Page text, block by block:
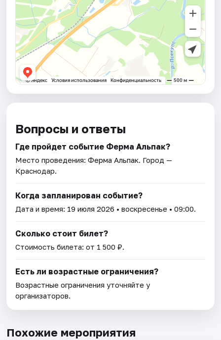
Вопросы и ответы
Где пройдет событие Ферма Альпак?
Место проведения:Ферма Альпак. Город —
Краснодар.
Когда запланирован событие?
Дата и время: 19 июля 2026 • воскресенье • 09:00.
Сколько стоит билет?
Стоимость билета: от 1 500 ₽.
Есть ли возрастные ограничения?
Возрастные ограничения уточняйте у
организаторов.
Похожие мероприятия